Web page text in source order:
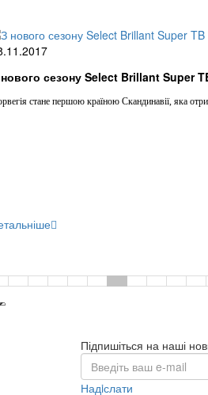
сезону Select Brillant Super
стане першою країною Скандинавії, яка
Підпишіться на наші
Надiслати